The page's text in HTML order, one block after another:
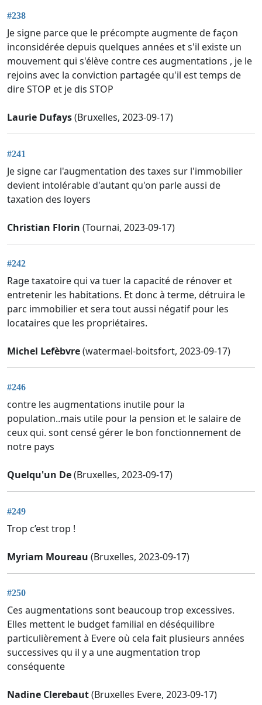
#238
Je signe parce que le précompte augmente de façon
inconsidérée depuis quelques années et s'il existe un
mouvement qui s'élève contre ces augmentations , je le
rejoins avec la conviction partagée qu'il est temps de
dire STOP et je dis STOP
Laurie Dufays(Bruxelles, 2023-09-17)
#241
Je signe car l'augmentation des taxes sur l'immobilier
devient intolérable d'autant qu'on parle aussi de
taxation des loyers
Christian Florin (Tournai, 2023-09-17)
#242
Rage taxatoire qui va tuer la capacité de rénover et
entretenir les habitations. Et donc à terme, détruira le
parc immobilier et sera tout aussi négatif pour les
locataires que les propriétaires.
Michel Lefèbvre(watermael-boitsfort, 2023-09-17)
#246
contre les augmentations inutile pour la
population..mais utile pour la pension et le salaire de
ceux qui. sont censé gérer le bon fonctionnement de
notre pays
Quelqu'un De(Bruxelles, 2023-09-17)
#249
Trop c’est trop !
Myriam Moureau (Bruxelles, 2023-09-17)
#250
Ces augmentations sont beaucoup trop excessives.
Elles mettent le budget familial en déséquilibre
particulièrement à Evere où cela fait plusieurs années
successives qu il y a une augmentation trop
conséquente
Nadine Clerebaut(Bruxelles Evere, 2023-09-17)